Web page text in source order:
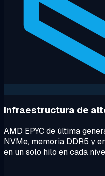
Infraestructura de
AMD EPYC de última
NVMe, memoria DDR5 y
en un solo hilo en cada